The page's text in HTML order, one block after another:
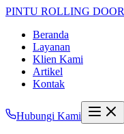
PINTU ROLLING DOOR
Beranda
Layanan
Klien Kami
Artikel
Kontak
Hubungi Kami